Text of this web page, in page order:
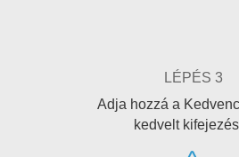
LÉPÉS 3
Adja hozzá a
kedvelt